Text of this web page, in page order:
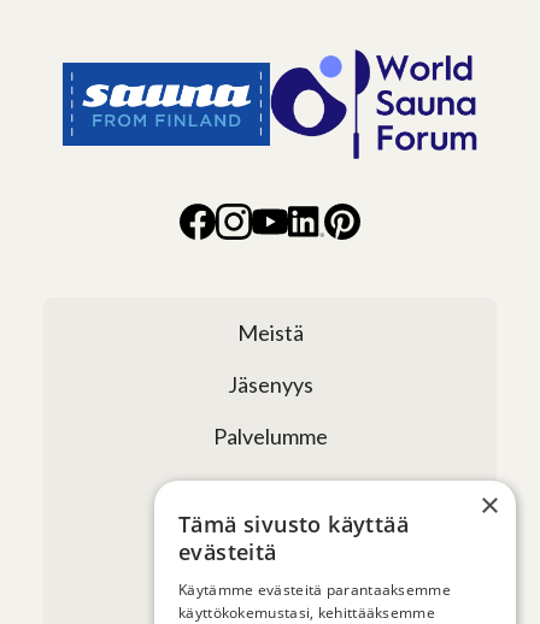
Meistä
Jäsenyys
Palvelumme
Verkostomme
Tapahtumat
Uutiset ja artikkelit
×
Tämä sivusto käyttää
evästeitä
Käytämme evästeitä parantaaksemme
käyttökokemustasi, kehittääksemme